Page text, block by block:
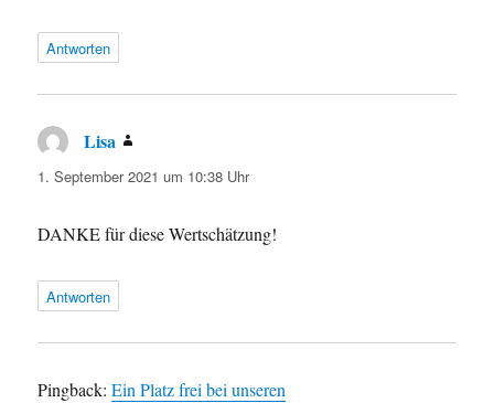
Antworten
Lisa
1. September 2021 um 10:38 Uhr
DANKE für diese Wertschätzung!
Antworten
Pingback:Ein Platz frei bei unseren